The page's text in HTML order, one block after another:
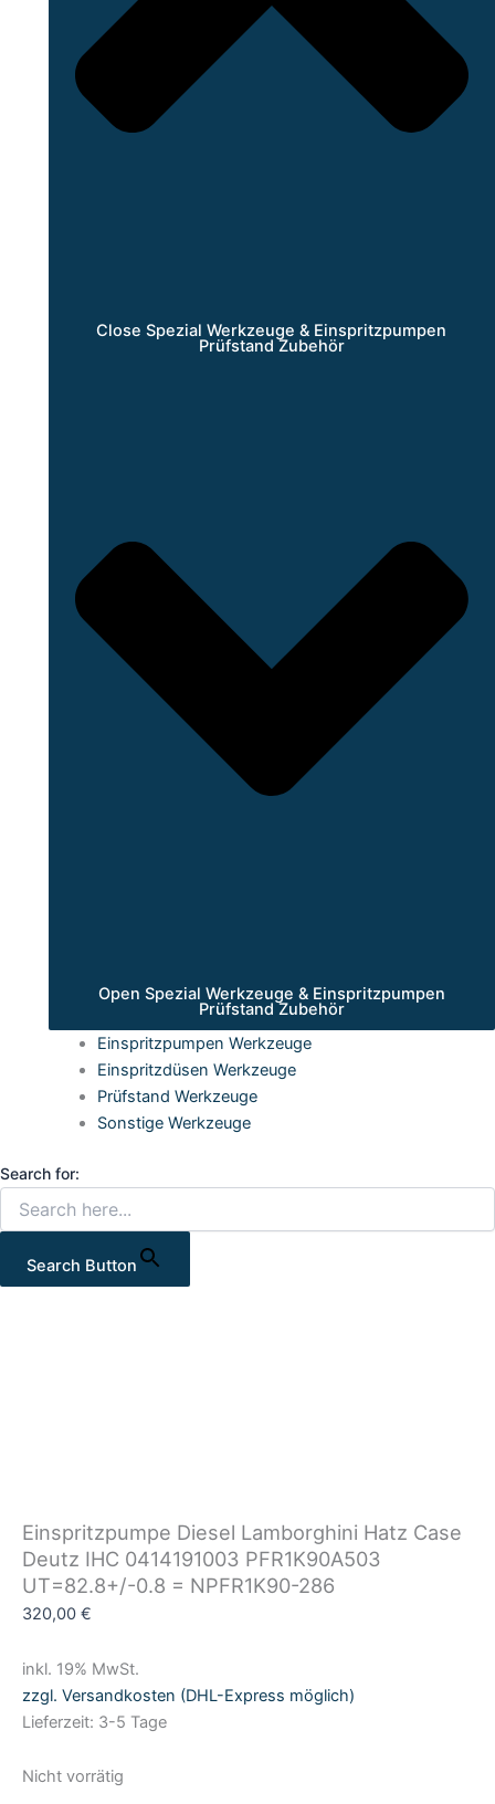
Close Spezial Werkzeuge & Einspritzpumpen
Prüfstand Zubehör
Open Spezial Werkzeuge & Einspritzpumpen
Prüfstand Zubehör
Einspritzpumpen Werkzeuge
Einspritzdüsen Werkzeuge
Prüfstand Werkzeuge
Sonstige Werkzeuge
Search for:
Search Button
Einspritzpumpe Diesel Lamborghini Hatz Case
Deutz IHC 0414191003 PFR1K90A503
UT=82.8+/-0.8 = NPFR1K90-286
320,00 €
inkl. 19% MwSt.
zzgl. Versandkosten (DHL-Express möglich)
Lieferzeit: 3-5 Tage
Nicht vorrätig